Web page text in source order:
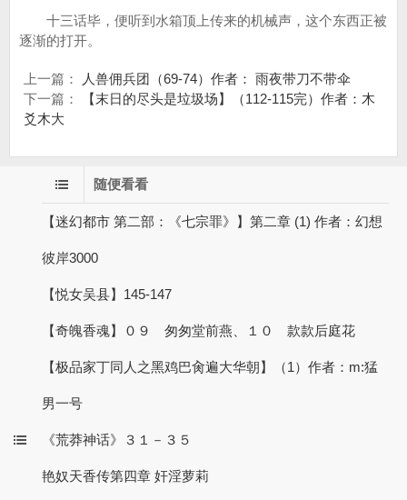
十三话毕，便听到水箱顶上传来的机械声，这个东西正被
逐渐的打开。
上一篇：
人兽佣兵团（69-74）作者： 雨夜带刀不带伞
下一篇：
【末日的尽头是垃圾场】（112-115完）作者：木
爻木大
随便看看
【迷幻都市 第二部：《七宗罪》】第二章 (1) 作者：幻想
彼岸3000
【悦女吴县】145-147
【奇魄香魂】０９ 匆匆堂前燕、１０ 款款后庭花
【极品家丁同人之黑鸡巴肏遍大华朝】（1）作者：m:猛
男一号
《荒莽神话》３１－３５
艳奴天香传第四章 奸淫萝莉